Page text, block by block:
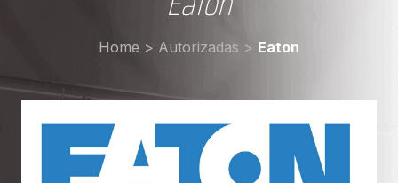
Home > Autorizadas > Eaton